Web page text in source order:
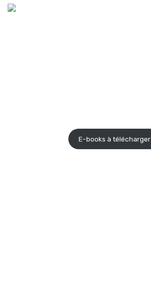
E-books à télécharger